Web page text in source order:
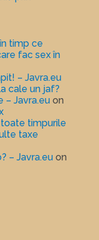
timp ce
fac sex în
– Javra.eu
cale un jaf?
– Javra.euon
timpurile
taxe
– Javra.euon